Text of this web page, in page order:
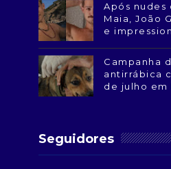
Após nudes
Maia, João
e
Campanha
antirrábica
de julho em
Seguidores